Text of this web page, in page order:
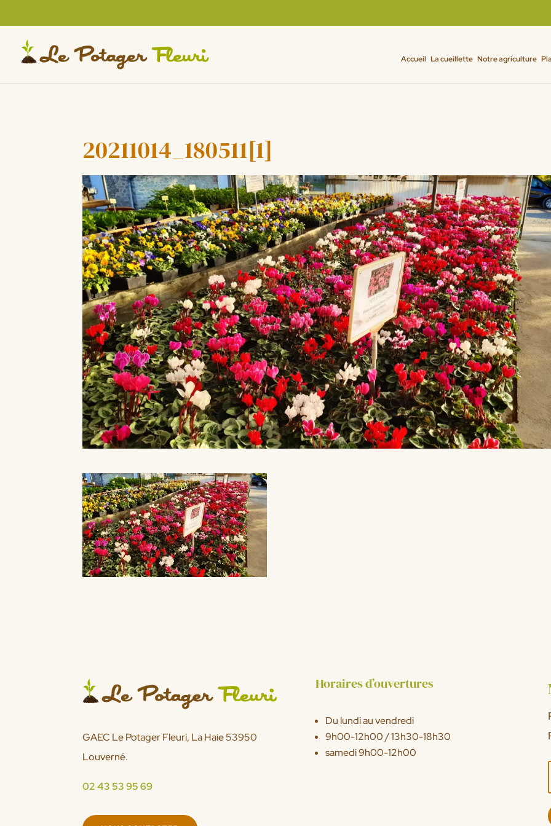
Accueil La cueillette Notre agriculture
20211014_180511[1]
GAEC Le Potager Fleuri, La Haie 53950
Louverné.
02 43 53 95 69
Horaires d’ouvertures
Du lundi au vendredi
9h00-12h00 / 13h30-18h30
samedi 9h00-12h00